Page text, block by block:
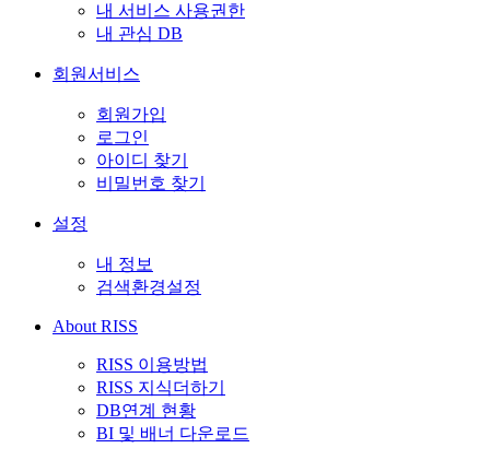
내 서비스 사용권한
내 관심 DB
회원서비스
회원가입
로그인
아이디 찾기
비밀번호 찾기
설정
내 정보
검색환경설정
About RISS
RISS 이용방법
RISS 지식더하기
DB연계 현황
BI 및 배너 다운로드